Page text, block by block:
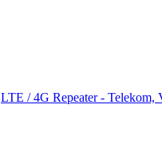
LTE / 4G Repeater - Telekom,